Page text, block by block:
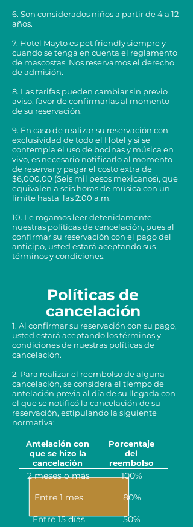
6. Son considerados niños a partir de 4 a 12
años.
7. Hotel Mayto es pet friendly siempre y
cuando se tenga en cuenta el reglamento
de mascostas. Nos reservamos el derecho
de admisión.
8. Las tarifas pueden cambiar sin previo
aviso, favor de confirmarlas al momento
de su reservación.
9. En caso de realizar su reservación con
exclusividad de todo el Hotel y si se
contempla el uso de bocinas y música en
vivo, es necesario notificarlo al momento
de reservar y pagar el costo extra de
$6,000.00 (Seis mil pesos mexicanos), que
equivalen a seis horas de música con un
límite hasta las 2:00 a.m.
10. Le rogamos leer detenidamente
nuestras políticas de cancelación, pues al
confirmar su reservación con el pago del
anticipo, usted estará aceptando sus
términos y condiciones.
Políticas de
cancelación
1. Al confirmar su reservación con su pago,
usted estará aceptando los términos y
condiciones de nuestras políticas de
cancelación.
2. Para realizar el reembolso de alguna
cancelación, se considera el tiempo de
antelación previa al día de su llegada con
el que se notificó la cancelación de su
reservación, estipulando la siguiente
normativa:
Antelación con
que se hizo la
cancelación
2 meses o más
Entre 1 mes
Entre 15 días
100%
80%
50%
Porcentaje
del
reembolso